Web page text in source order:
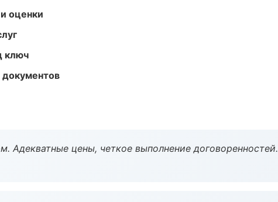
оценки
ключ
Адекватные цены, четкое выполнение договоренностей.